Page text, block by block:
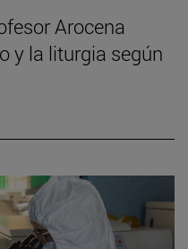
Arocena
y la liturgia según